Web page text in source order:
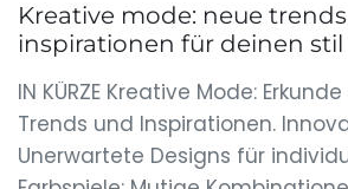
Kreative mode: neue
inspirationen für deinen stil
IN KÜRZE Kreative Mode:
Trends und Inspirationen.
Unerwartete Designs für